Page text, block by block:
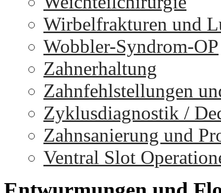
Wirbelfrakturen und
Wobbler-Syndrom-OP
Zahnerhaltung
Zahnfehlstellungen
Zyklusdiagnostik /
Zahnsanierung und
Ventral Slot